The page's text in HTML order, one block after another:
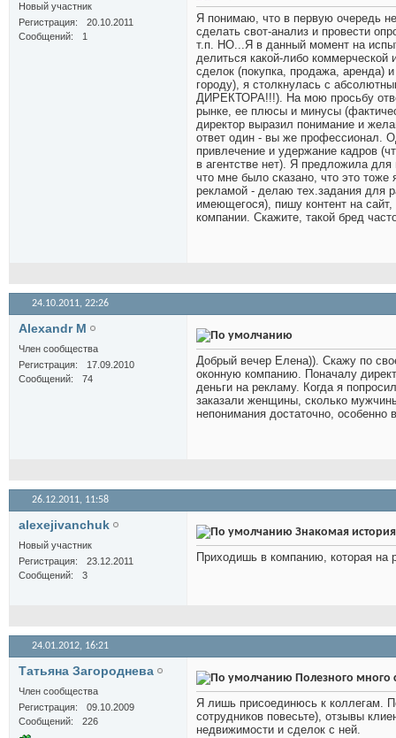
Новый участник
Регистрация
20.10.2011
Сообщений
1
Я понимаю, что в первую очередь
сделать свот-анализ и провести
т.п. НО...Я в данный момент на
делиться какой-либо
сделок (покупка, продажа, аренда)
городу), я столкнулась с
ДИРЕКТОРА!!!). На мою просьбу
рынке, ее плюсы и минусы
директор выразил понимание и
ответ один - вы же профессионал.
привлечение и удержание кадров
в агентстве нет). Я предложила
что мне было сказано, что это
рекламой - делаю тех.задания для
имеющегося), пишу контент на
компании. Скажите, такой бред
24.10.2011, 22:26
Alexandr M
Член сообщества
Регистрация
17.09.2010
Сообщений
74
Добрый вечер Елена)). Скажу по
оконную компанию. Поначалу
деньги на рекламу. Когда я
заказали женщины, сколько
непонимания достаточно, особенно
26.12.2011, 11:58
alexejivanchuk
Новый участник
Регистрация
23.12.2011
Сообщений
3
Знакомая история
Приходишь в компанию, которая на
24.01.2012, 16:21
Татьяна Загороднева
Член сообщества
Регистрация
09.10.2009
Сообщений
226
Полезного много
Я лишь присоединюсь к коллегам.
сотрудников повесьте), отзывы
недвижимости и сделок с ней.